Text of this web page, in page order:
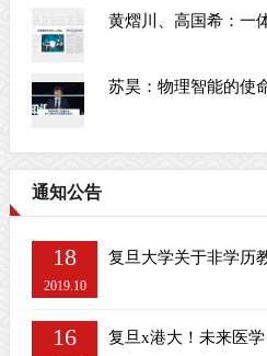
黄熠川、高国希：一
苏昊：物理智能的使
通知公告
18
2019.10
复旦大学关于非学历
16 复旦x港大！未来医